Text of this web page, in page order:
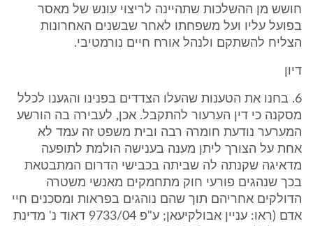
חושש מן ההשלכות שתהיינה לריצוי עונש של מאסר
בפועל עליו ועל משפחתו לאחר שבשנים האחרונות
הצליח להשתקם ולנהל אורח חיים נורמטיבי.
דיון
6. בחנו את הטענות שהעלו הצדדים בפנינו והגענו לכלל
מסקנה כי דין הערעור להתקבל. אכן, לעבירה בה הורשע
המערער נודעת חומרה רבה ובית משפט זה עמד לא
אחת על הצורך ליתן מענה בענישה הולמת לתופעה
מדאיגה שקנתה לה שביתה בכבישי הדרום המתבטאת
בכך שנהגים פורעי חוק מתחמקים מאנשי משטרה
הדולקים אחריהם תוך שהם נוהגים בפראות ומסכנים חיי
אדם (ראו: עניין אבולקיעאן; ע"פ 9733/04 דאוד נ' מדינת